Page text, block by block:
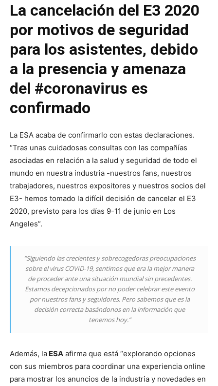
La cancelación del E3 2020
por motivos de seguridad
para los asistentes, debido
a la presencia y amenaza
del #coronavirus es
confirmado
La ESA acaba de confirmarlo con estas declaraciones.
“Tras unas cuidadosas consultas con las compañías
asociadas en relación a la salud y seguridad de todo el
mundo en nuestra industria -nuestros fans, nuestros
trabajadores, nuestros expositores y nuestros socios del
E3- hemos tomado la difícil decisión de cancelar el E3
2020, previsto para los días 9-11 de junio en Los
Angeles”.
“Siguiendo las crecientes y sobrecogedoras preocupaciones
sobre el virus COVID-19, sentimos que era la mejor manera
de proceder ante una situación mundial sin precedentes.
Estamos decepcionados por no poder celebrar este evento
por nuestros fans y seguidores. Pero sabemos que es la
decisión correcta basándonos en la información que
tenemos hoy.”
Además, la ESA afirma que está “explorando opciones
con sus miembros para coordinar una experiencia online
para mostrar los anuncios de la industria y novedades en